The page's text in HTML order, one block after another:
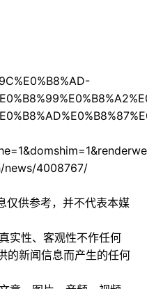
news/4008767/
仅供参考，并不代表本媒
实性、客观性不作任何
的新闻信息而产生的任何